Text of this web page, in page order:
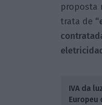
proposta
trata de
IVA da
Europeu